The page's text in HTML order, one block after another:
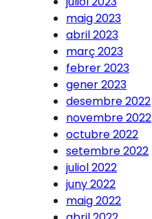
maig 2023
abril 2023
març 2023
febrer 2023
gener 2023
desembre 2022
novembre 2022
octubre 2022
setembre 2022
juliol 2022
juny 2022
maig 2022